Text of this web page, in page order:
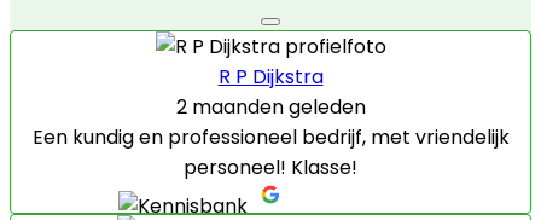
R P Dijkstra
2 maanden geleden
Een kundig en professioneel bedrijf, met vriendelijk
personeel! Klasse!